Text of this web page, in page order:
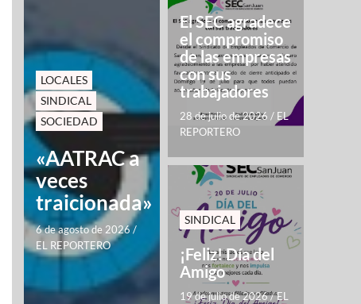
LOCALES
SINDICAL
SOCIEDAD
«AATRAC a
veces
traicionada»
6 de agosto de 2026/
EL REPORTERO
El SEC agradece
el compromiso
de las empresas
con sus
trabajadores
28 de julio de 2026 / EL
REPORTERO
SINDICAL
¡Feliz! Día del
Amigo
19 de julio de 2026/EL